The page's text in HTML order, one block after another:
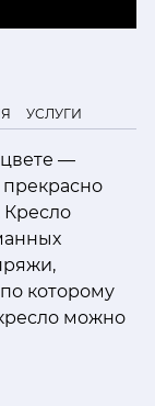
УСЛУГИ
—
Кресло
которому
можно